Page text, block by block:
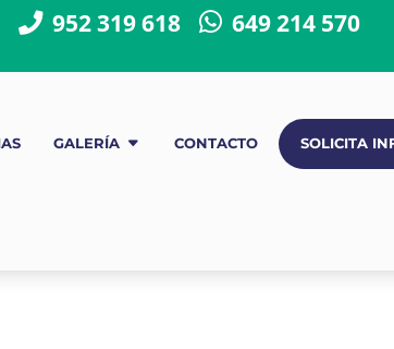
952 319 618 649 214 570
GALERÍA CONTACTO SOLICITA